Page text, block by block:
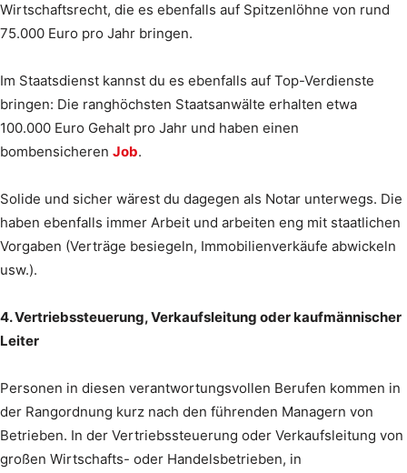
Wirtschaftsrecht, die es ebenfalls auf Spitzenlöhne von rund
75.000 Euro pro Jahr bringen.
Im Staatsdienst kannst du es ebenfalls auf Top-Verdienste
bringen: Die ranghöchsten Staatsanwälte erhalten etwa
100.000 Euro Gehalt pro Jahr und haben einen
bombensicheren Job.
Solide und sicher wärest du dagegen als Notar unterwegs. Die
haben ebenfalls immer Arbeit und arbeiten eng mit staatlichen
Vorgaben (Verträge besiegeln, Immobilienverkäufe abwickeln
usw.).
4. Vertriebssteuerung, Verkaufsleitung oder kaufmännischer
Leiter
Personen in diesen verantwortungsvollen Berufen kommen in
der Rangordnung kurz nach den führenden Managern von
Betrieben. In der Vertriebssteuerung oder Verkaufsleitung von
großen Wirtschafts- oder Handelsbetrieben, in